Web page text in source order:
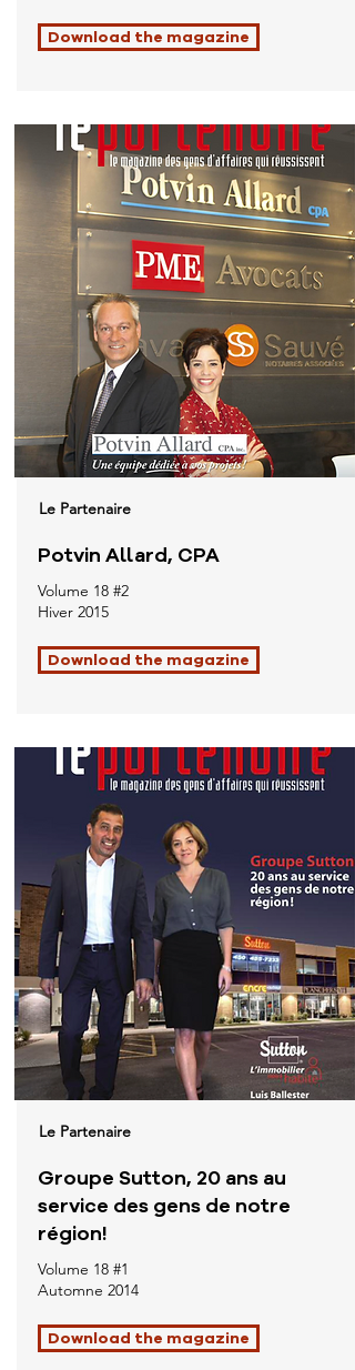
Download the magazine
Le Partenaire
Potvin Allard, CPA
Volume 18 #2
Hiver 2015
Download the magazine
Le Partenaire
Groupe Sutton, 20 ans au
service des gens de notre
région!
Volume 18 #1
Automne 2014
Download the magazine